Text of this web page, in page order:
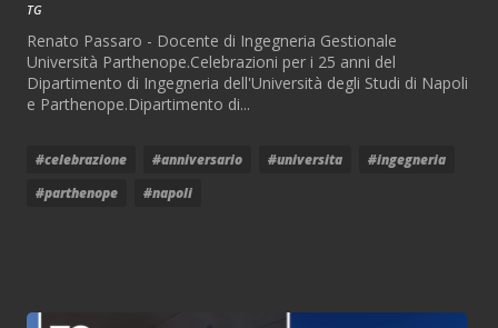
TG
Renato Passaro - Docente di Ingegneria Gestionale
Università Parthenope.Celebrazioni per i 25 anni del
Dipartimento di Ingegneria dell'Università degli Studi di Napoli
e Parthenope.Dipartimento di...
#celebrazione #anniversario #universita
#ingegneria
#parthenope
#napoli